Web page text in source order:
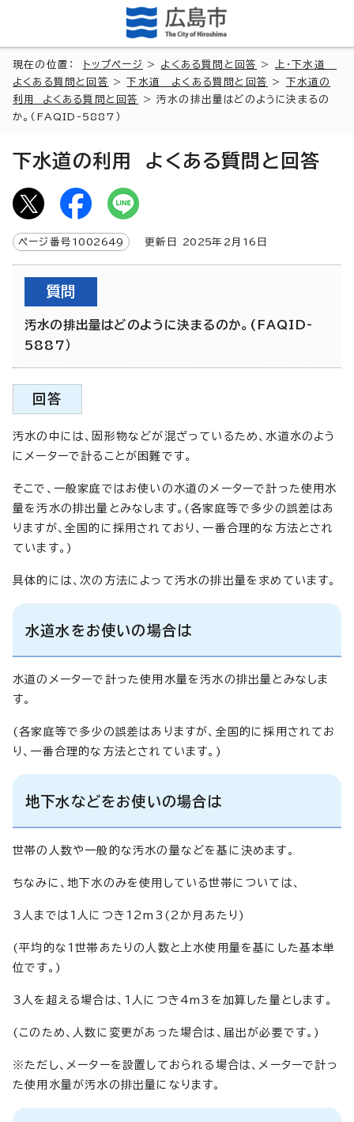
現在の位置： トップページ > よくある質問と回答 >
上・下水道
よくある質問と回答
>下水道 よくある質問と回答 > 下水道の
利用 よくある質問と回答
> 汚水の排出量はどのように決まるの
か。(FAQID-5887）
下水道の利用 よくある質問と回答
ページ番号 1002649 更新日 2025年2月 16 日
質問
汚水の排出量はどのように決まるのか。(FAQID-
5887）
回答
汚水の中には、固形物などが混ざっているため、水道水のよう
にメーターで計ることが困難です。
そこで、一般家庭ではお使いの水道のメーターで計った使用水
量を汚水の排出量とみなします。(各家庭等で多少の誤差はあ
りますが、全国的に採用されており、一番合理的な方法とされ
ています。)
具体的には、次の方法によって汚水の排出量を求めています。
水道水をお使いの場合は
水道のメーターで計った使用水量を汚水の排出量とみなしま
す。
(各家庭等で多少の誤差はありますが、全国的に採用されてお
り、一番合理的な方法とされています。)
地下水などをお使いの場合は
世帯の人数や一般的な汚水の量などを基に決めます。
ちなみに、地下水のみを使用している世帯については、
3人までは1人につき12m3(2か月あたり)
(平均的な1世帯あたりの人数と上水使用量を基にした基本単
位です。)
3人を超える場合は、1人につき4m3を加算した量とします。
(このため、人数に変更があった場合は、届出が必要です。)
※ただし、メーターを設置しておられる場合は、メーターで計っ
た使用水量が汚水の排出量になります。